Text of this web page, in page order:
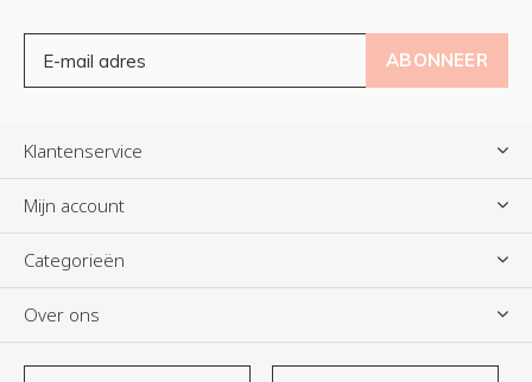
ABONNEER
Klantenservice
Mijn account
Categorieën
Over ons